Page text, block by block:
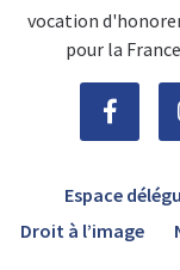
vocation
pour la
Espace
Droit à l’image